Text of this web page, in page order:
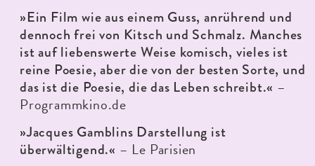
»Ein Film wie aus einem Guss, anrührend und
dennoch frei von Kitsch und Schmalz. Manches
ist auf liebenswerte Weise komisch, vieles ist
reine Poesie, aber die von der besten Sorte, und
das ist die Poesie, die das Leben schreibt.« –
Programmkino.de
»Jacques Gamblins Darstellung ist
überwältigend.« – Le Parisien